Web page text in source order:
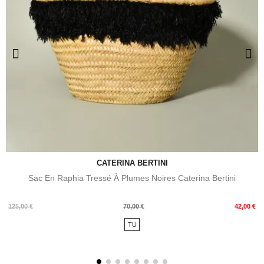
CATERINA BERTINI
Sac En Raphia Tressé À Plumes Noires Caterina Bertini
125,00 €
Prix
70,00 € 42,00 €
Prix
TU